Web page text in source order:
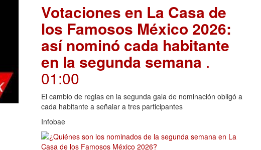
Votaciones en La Casa de
los Famosos México 2026:
así nominó cada habitante
en la segunda semana .
01:00
El cambio de reglas en la segunda gala de nominación obligó a
cada habitante a señalar a tres participantes
Infobae